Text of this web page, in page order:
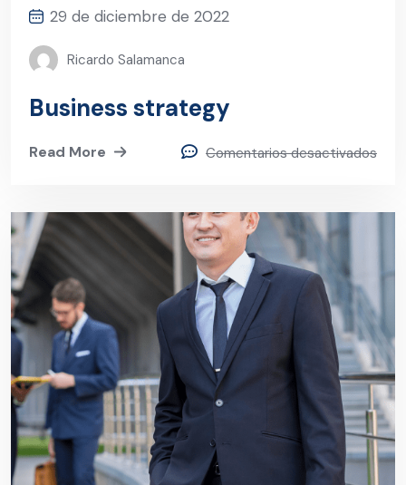
29 de diciembre de 2022
Ricardo Salamanca
Business strategy
Read More Comentarios desactivados